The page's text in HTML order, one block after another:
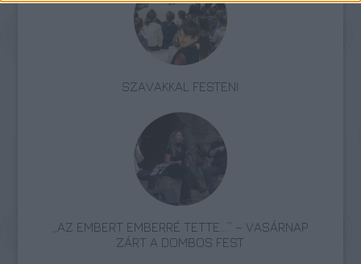
SZAVAKKAL FESTENI
„AZ EMBERT EMBERRÉ TETTE…” – VASÁRNAP
ZÁRT A DOMBOS FEST